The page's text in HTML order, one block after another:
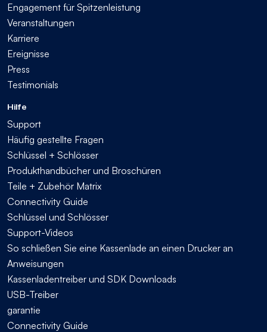
Engagement für Spitzenleistung
Veranstaltungen
Karriere
Ereignisse
Press
Testimonials
Hilfe
Support
Häufig gestellte Fragen
Schlüssel + Schlösser
Produkthandbücher und Broschüren
Teile + Zubehör Matrix
Connectivity Guide
Schlüssel und Schlösser
Support-Videos
So schließen Sie eine Kassenlade an einen Drucker an
Anweisungen
Kassenladentreiber und SDK Downloads
USB-Treiber
garantie
Connectivity Guide